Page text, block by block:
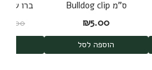
ס"מ Bulldog clip
₪5.00
הוספה לסל
189.00